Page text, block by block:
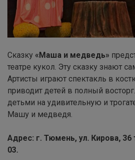
Сказку «Маша и медведь»
театре кукол. Эту сказку знают
Артисты играют спектакль в
приводит детей в полный
детьми на удивительную и
Машу и медведя.
Адрес: г. Тюмень, ул. Кирова, 36
03.